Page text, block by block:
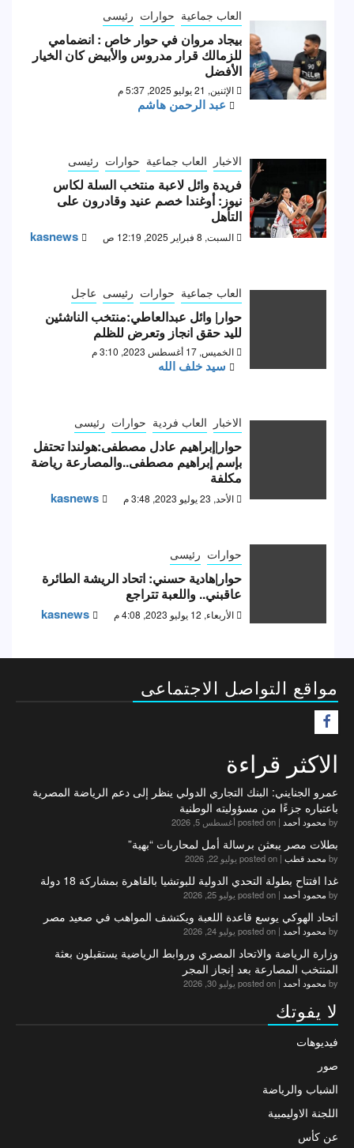
العاب جماعية حوارات رئيسى
بيجاد مروان في حوار خاص : انضمامي
للزمالك قرار مدروس والأبيض كان الخيار
الأفضل
الإثنين, 21 يوليو 2025, 5:37 م
عبد الرحمن هاشم
الاخبار العاب جماعية حوارات رئيسى
فريدة وائل لاعبة منتخب السلة لكاس
نيوز: أوغندا خصم عنيد وقادرون على
التأهل
السبت, 8 فبراير 2025, 12:19 ص kasnews
العاب جماعية حوارات رئيسى عاجل
حوار| وائل عبدالعاطي:منتخب الناشئين
لليد حقق انجاز وتعرض للظلم
الخميس, 17 أغسطس 2023, 3:10 م
سيد خلف الله
الاخبار العاب فردية حوارات رئيسى
حوار|إبراهيم عادل مصطفى:هولندا تحتفل
بإسم إبراهيم مصطفى..والمصارعة رياضة
مكلفة
الأحد, 23 يوليو 2023, 3:48 م kasnews
حوارات رئيسى
حوار|هادية حسني: اتحاد الريشة الطائرة
عاقبني.. واللعبة تتراجع
الأربعاء, 12 يوليو 2023, 4:08 م kasnews
مواقع التواصل الاجتماعى
الاكثر قراءة
عمرو الجنايني: البنك التجاري الدولي ينظر إلى دعم الرياضة المصرية
باعتباره جزءًا من مسؤوليته الوطنية
by محمود أحمد | posted on أغسطس 5, 2026
بطلات مصر يبعثن برسالة أمل لمحاربات “بهية”
by محمد قطب | posted on يوليو 22, 2026
غدا افتتاح بطولة التحدي الدولية للبوتشيا بالقاهرة بمشاركة 18 دولة
by محمود أحمد | posted on يوليو 25, 2026
اتحاد الهوكي يوسع قاعدة اللعبة ويكتشف المواهب في صعيد مصر
by محمود أحمد | posted on يوليو 24, 2026
وزارة الرياضة والاتحاد المصري وروابط الرياضية يستقبلون بعثة
المنتخب المصارعة بعد إنجاز المجر
by محمود أحمد | posted on يوليو 30, 2026
لا يفوتك
فيديوهات
صور
الشباب والرياضة
اللجنة الاوليمبية
عن كأس